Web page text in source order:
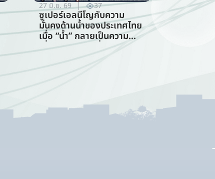
27 มิ.ย. 69 37
ซูเปอร์เอลนีโญกับความ
มั่นคงด้านน้ำของประเทศไทย
เมื่อ “น้ำ” กลายเป็นความ
เสี่ยงอันดับแรกที่ทุกภาคส่วน
ต้องร่วมรับมือ (การจัดการ